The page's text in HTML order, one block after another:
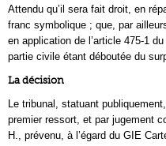
Attendu qu’il sera fait droit, en
franc symbolique ; que, par
en application de l’article 475-1
partie civile étant déboutée du
La décision
Le tribunal, statuant
premier ressort, et par jugement
H., prévenu, à l’égard du GIE